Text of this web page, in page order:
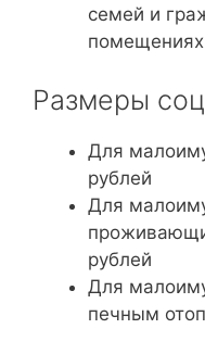
семей и
Размеры
Для
рублей
Для
рублей
Для
печным